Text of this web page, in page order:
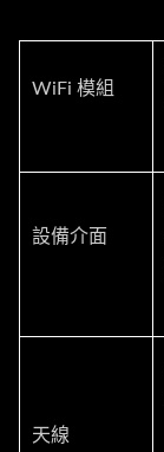
WiFi 模組
設備介面
天線